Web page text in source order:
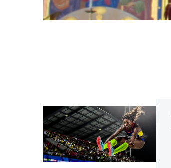
“Antes
de
saltar
invoco
a